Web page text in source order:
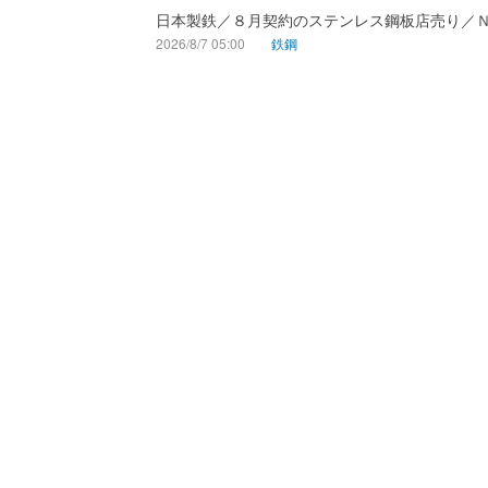
日本製鉄／８月契約のステンレス鋼板店売り／
2026/8/7 05:00 鉄鋼